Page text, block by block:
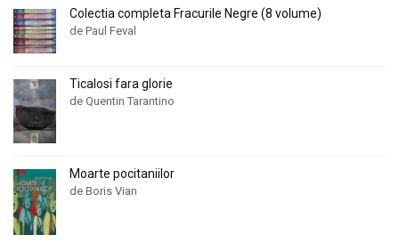
Colectia completa Fracurile Negre (8 volume)
de Paul Feval
Ticalosi fara glorie
de Quentin Tarantino
Moarte pocitaniilor
de Boris Vian